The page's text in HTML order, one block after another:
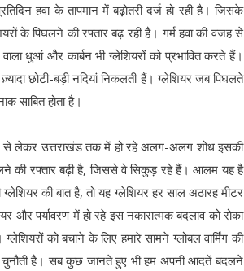
हवा के तापमान में बढ़ोतरी दर्ज हो रही है। जिसके
के पिघलने की रफ्तार बढ़ रही है। गर्म हवा की वजह से
धुआं और कार्बन भी ग्लेशियरों को प्रभावित करते हैं।
छोटी-बड़ी नदियां निकलती हैं। ग्लेशियर जब पिघलते
साबित होता है।
से लेकर उत्तराखंड तक में हो रहे अलग-अलग शोध इसकी
की रफ्तार बढ़ी है, जिससे वे सिकुड़ रहे हैं। आलम यह है
की बात है, तो यह ग्लेशियर हर साल अठारह मीटर
पर्यावरण में हो रहे इस नकारात्मक बदलाव को रोका
को बचाने के लिए हमारे सामने ग्लोबल वार्मिंग की
चुनौती है। सब कुछ जानते हुए भी हम अपनी आदतें बदलने